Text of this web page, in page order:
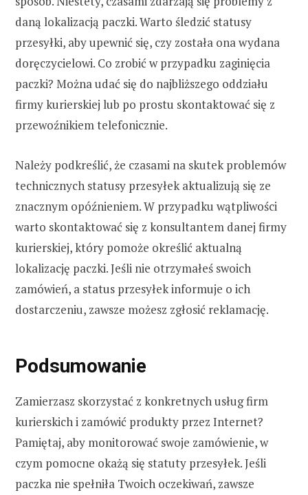
daną lokalizacją paczki. Warto śledzić statusy
przesyłki, aby upewnić się, czy została ona wydana
doręczycielowi. Co zrobić w przypadku zaginięcia
paczki? Można udać się do najbliższego oddziału
firmy kurierskiej lub po prostu skontaktować się z
przewoźnikiem telefonicznie.
Należy podkreślić, że czasami na skutek problemów
technicznych statusy przesyłek aktualizują się ze
znacznym opóźnieniem. W przypadku wątpliwości
warto skontaktować się z konsultantem danej firmy
kurierskiej, który pomoże określić aktualną
lokalizację paczki. Jeśli nie otrzymałeś swoich
zamówień, a status przesyłek informuje o ich
dostarczeniu, zawsze możesz zgłosić reklamację.
Podsumowanie
Zamierzasz skorzystać z konkretnych usług firm
kurierskich i zamówić produkty przez Internet?
Pamiętaj, aby monitorować swoje zamówienie, w
czym pomocne okażą się statuty przesyłek. Jeśli
paczka nie spełniła Twoich oczekiwań, zawsze